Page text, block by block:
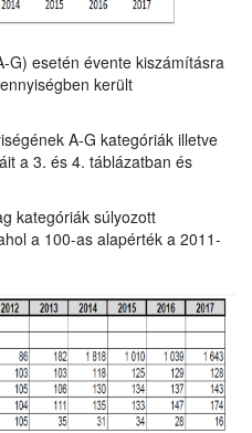
G) esetén évente kiszámításra
került
A-G kategóriák illetve
a 3. és 4. táblázatban és
kategóriák súlyozott
a 100-as alapérték a 2011-